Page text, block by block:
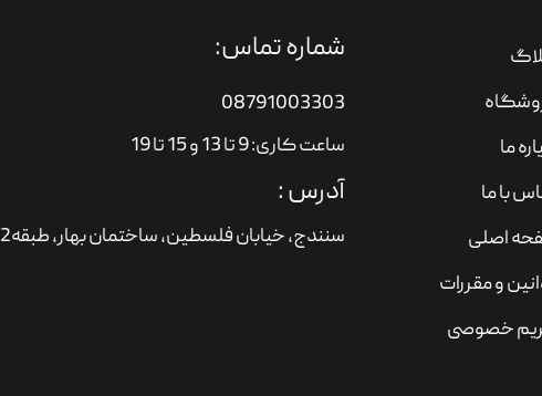
ما
با ما
اصلی
و مقررات
خصوصی
شماره تماس:
08791003303
ساعت کاری: 9 تا 13 و 15 تا 19
آدرس :
سنندج، خیابان فلسطین،‌ ساختمان بهار، طبقه2